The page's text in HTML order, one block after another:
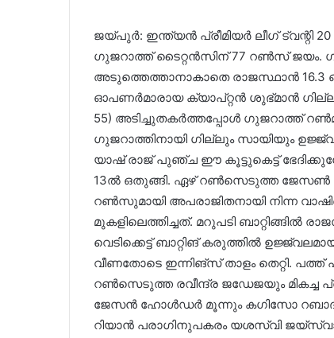
ജയ്പുർ: ഇന്ത്യൻ പ്രീമിയർ ലീഗ് ട്വന്റി
ഗുജറാത്ത് ടൈറ്റൻസിന് 77 റൺസ് ജയം.
അടുത്തെത്താനാകാതെ രാജസ്ഥാൻ 16.3
ഓപണർമാരായ ക്യാപ്റ്റൻ ശുഭ്മാൻ
55) അടിച്ചുതകർത്തപ്പോൾ ഗുജറാത്ത് റൺമല
ഗുജറാത്തിനായി ഗില്ലും സായിയും
യാഷ് രാജ് പുഞ്ച ഈ കൂട്ടുകെട്ട്
13ൽ ഒതുങ്ങി. ഏഴ് റൺസെടുത്ത ജേസൺ
റൺസുമായി അപരാജിതനായി നിന്ന
മുകളിലെത്തിച്ചത്. മറുപടി
വെടിക്കെട്ട് ബാറ്റിങ് കരുത്തിൽ
വീണതോടെ ഇന്നിങ്സ് താളം തെറ്റി.
റൺസെടുത്ത രവീന്ദ്ര ജഡേജയും മികച്ച
ജേസൻ ഹോൾഡർ മൂന്നും കഗിസോ റബാദ രണ്ടും
റിയാൻ പരാഗിനുപകരം യശസ്വി